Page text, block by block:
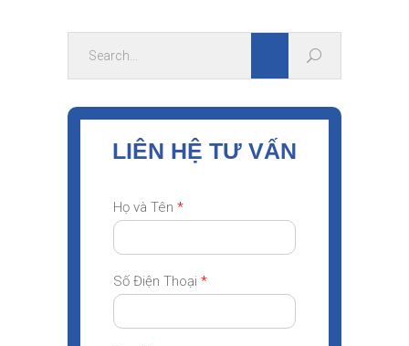
LIÊN HỆ TƯ VẤN
Họ và Tên *
Số Điện Thoại *